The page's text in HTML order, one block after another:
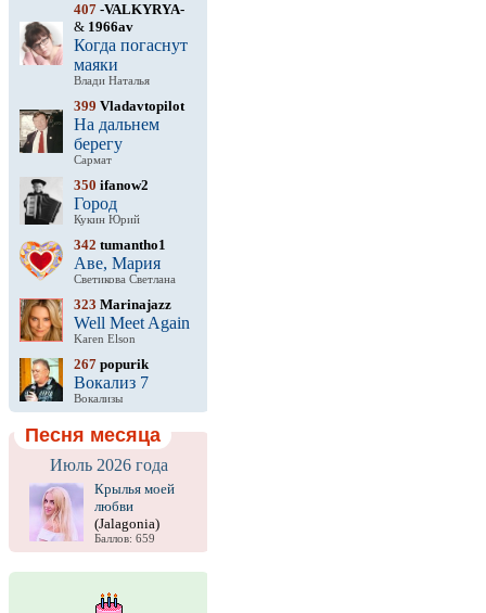
407 -VALKYRYA-
& 1966av
Когда погаснут
маяки
Влади Наталья
399 Vladavtopilot
На дальнем
берегу
Сармат
350 ifanow2
Город
Кукин Юрий
342 tumantho1
Аве, Мария
Светикова Светлана
323 Marinajazz
Well Meet Again
Karen Elson
267 popurik
Вокализ 7
Вокализы
Песня месяца
Июль 2026 года
Крылья моей
любви
(Jalagonia)
Баллов: 659